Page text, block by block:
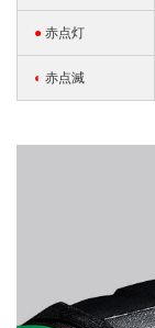
● 赤点灯
◐ 赤点滅